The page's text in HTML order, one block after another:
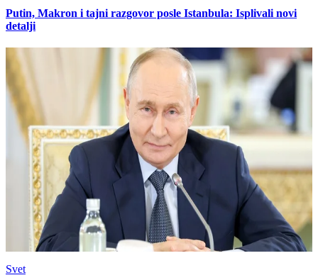
Putin, Makron i tajni razgovor posle Istanbula: Isplivali novi
detalji
Svet